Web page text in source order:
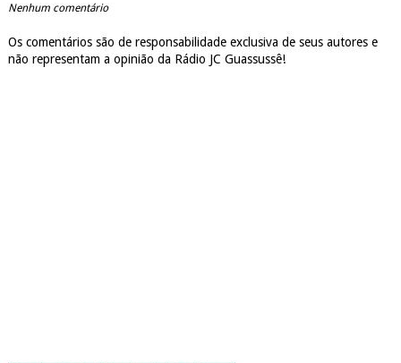
Nenhum comentário
Os comentários são de responsabilidade exclusiva de seus autores e
não representam a opinião da Rádio JC Guassussê!